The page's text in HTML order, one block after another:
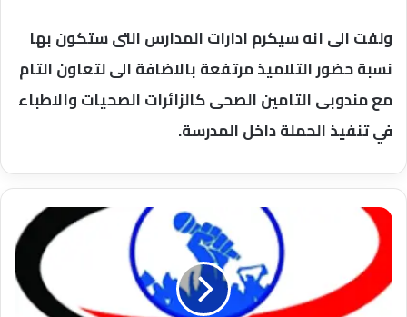
ولفت الى انه سيكرم ادارات المدارس التى ستكون بها
نسبة حضور التلاميذ مرتفعة بالاضافة الى لتعاون التام
مع مندوبى التامين الصحى كالزائرات الصحيات والاطباء
في تنفيذ الحملة داخل المدرسة.
انتخابات
مجلس
النواب